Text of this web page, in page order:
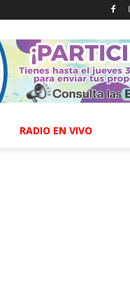
RADIO EN VIVO